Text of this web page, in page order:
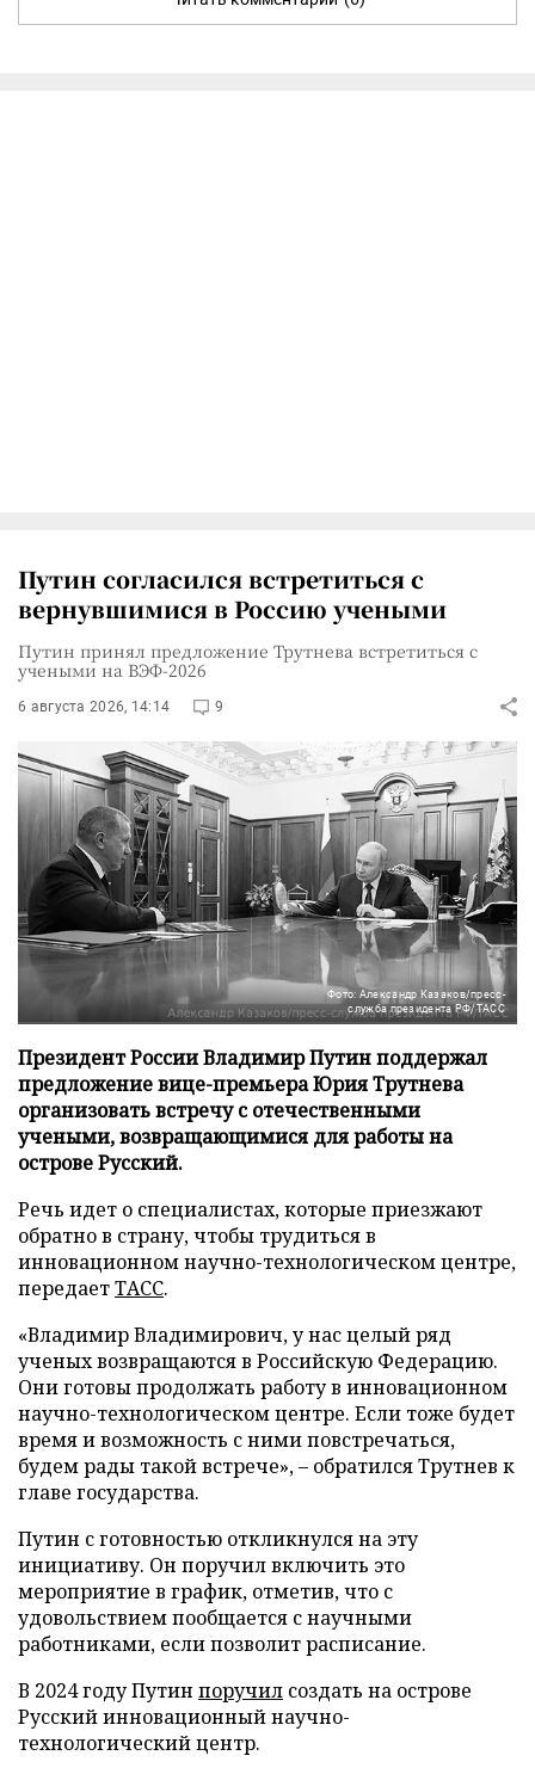
Путин согласился встретиться с
вернувшимися в Россию учеными
Путин принял предложение Трутнева встретиться с
учеными на ВЭФ-2026
6 августа 2026, 14:14 9
Фото: Александр Казаков/пресс-
служба президента РФ/ТАСС
Президент России Владимир Путин поддержал
предложение вице-премьера Юрия Трутнева
организовать встречу с отечественными
учеными, возвращающимися для работы на
острове Русский.
Речь идет о специалистах, которые приезжают
обратно в страну, чтобы трудиться в
инновационном научно-технологическом центре,
передаетТАСС.
«Владимир Владимирович, у нас целый ряд
ученых возвращаются в Российскую Федерацию.
Они готовы продолжать работу в инновационном
научно-технологическом центре. Если тоже будет
время и возможность с ними повстречаться,
будем рады такой встрече», – обратился Трутнев к
главе государства.
Путин с готовностью откликнулся на эту
инициативу. Он поручил включить это
мероприятие в график, отметив, что с
удовольствием пообщается с научными
работниками, если позволит расписание.
В 2024 году Путин поручил создать на острове
Русский инновационный научно-
технологический центр.